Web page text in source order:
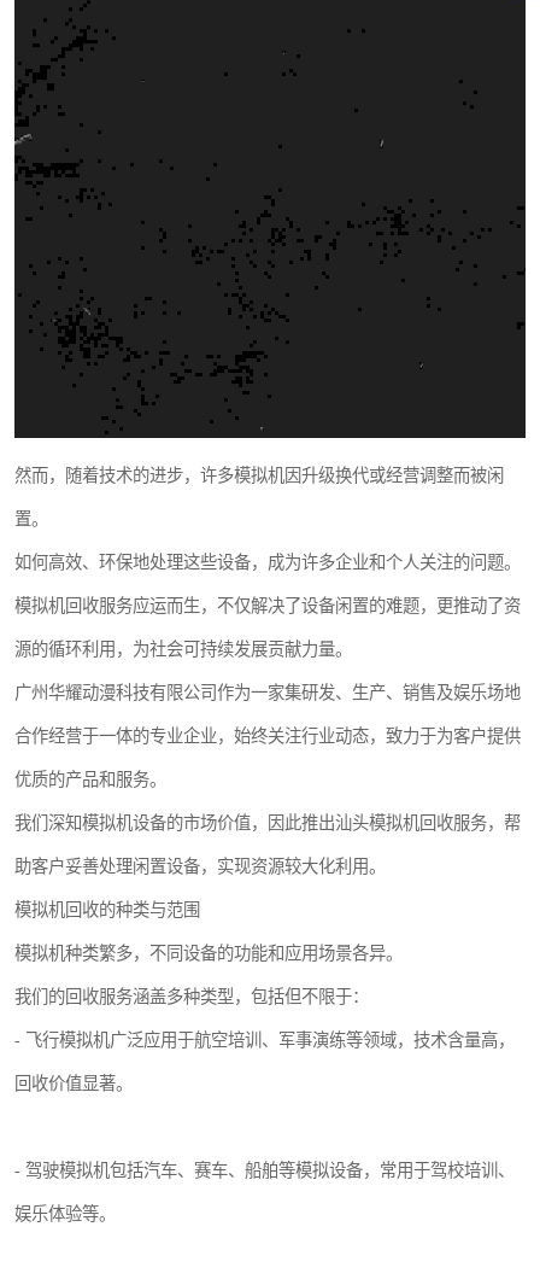
然而，随着技术的进步，许多模拟机因升级换代或经营调整而被闲
置。
如何高效、环保地处理这些设备，成为许多企业和个人关注的问题。
模拟机回收服务应运而生，不仅解决了设备闲置的难题，更推动了资
源的循环利用，为社会可持续发展贡献力量。
广州华耀动漫科技有限公司作为一家集研发、生产、销售及娱乐场地
合作经营于一体的专业企业，始终关注行业动态，致力于为客户提供
优质的产品和服务。
我们深知模拟机设备的市场价值，因此推出汕头模拟机回收服务，帮
助客户妥善处理闲置设备，实现资源较大化利用。
模拟机回收的种类与范围
模拟机种类繁多，不同设备的功能和应用场景各异。
我们的回收服务涵盖多种类型，包括但不限于：
- 飞行模拟机广泛应用于航空培训、军事演练等领域，技术含量高，
回收价值显著。
- 驾驶模拟机包括汽车、赛车、船舶等模拟设备，常用于驾校培训、
娱乐体验等。